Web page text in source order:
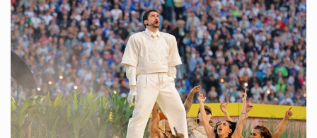
BUNNY
ROMPE
TODOS
LOS
RÉCORDS
CON
UN
HISTÓRICO
SHOW